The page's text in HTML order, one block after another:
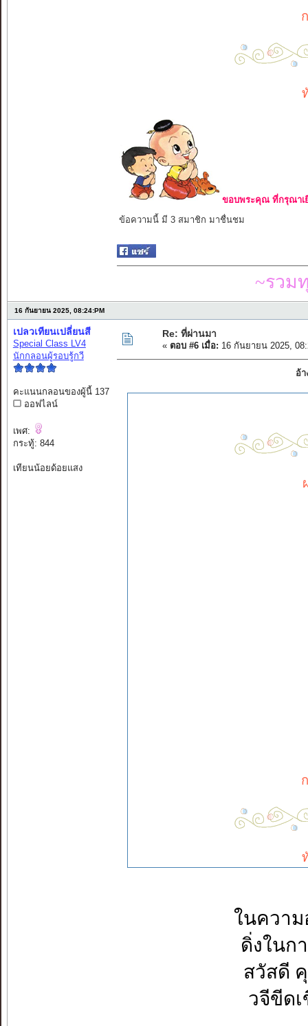
ขอบพระคุณ ที่กรุณาเ
ข้อความนี้ มี 3 สมาชิก มาชื่นชม
~รวม
16 กันยายน 2025, 08:24:PM
เปลวเทียนเปลี่ยนสี
Special Class LV4
นักกลอนผู้รอบรู้กวี
คะแนนกลอนของผู้นี้ 137
ออฟไลน์
เพศ:
กระทู้: 844
เทียนน้อยด้อยแสง
Re: ที่ผ่านมา
« ตอบ #6 เมื่อ: 16 กันยายน 2025,
อ้
ในควา
ดิ่งในก
สวัสดี
วจีขีด